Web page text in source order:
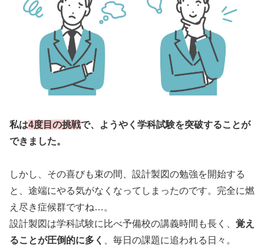
私は4度目の挑戦で、ようやく学科試験を突破することが
できました。
しかし、その喜びも束の間、設計製図の勉強を開始する
と、途端にやる気がなくなってしまったのです。完全に燃
え尽き症候群ですね…。
設計製図は学科試験に比べ予備校の講義時間も長く、 覚え
ることが圧倒的に多く 、毎日の課題に追われる日々。